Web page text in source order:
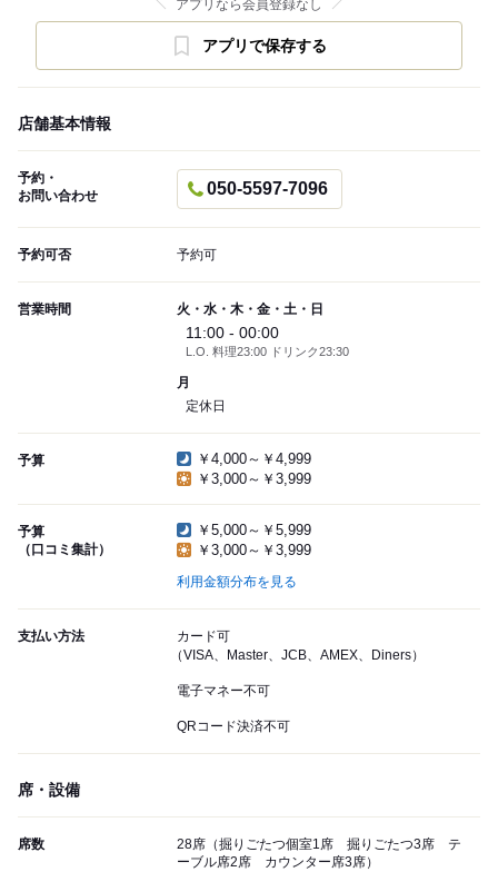
アプリなら会員登録なし
アプリで保存する
店舗基本情報
予約・
お問い合わせ
050-5597-7096
予約可否 予約可
営業時間 火・水・木・金・土・日
11:00 - 00:00
L.O. 料理23:00 ドリンク23:30
月
定休日
予算
￥4,000～￥4,999
￥3,000～￥3,999
予算
（口コミ集計）
￥5,000～￥5,999
￥3,000～￥3,999
利用金額分布を見る
支払い方法
カード可
（VISA、Master、JCB、AMEX、Diners）
電子マネー不可
QRコード決済不可
席・設備
席数
28席（掘りごたつ個室1席 掘りごたつ3席 テ
ーブル席2席 カウンター席3席）